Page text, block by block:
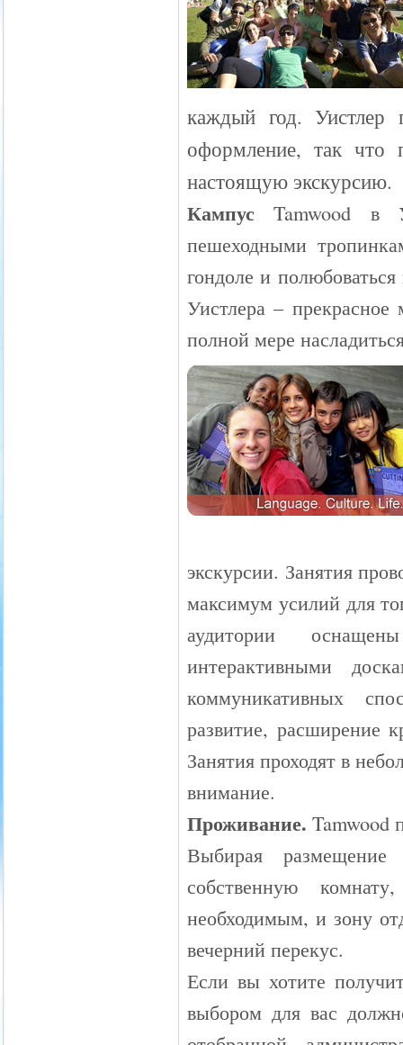
каждый год. Уистлер
оформление, так что
настоящую экскурсию.
Кампус Tamwood в
пешеходными
гондоле и
Уистлера –
полной мере
экскурсии. Занятия
максимум усилий для
аудитории
интерактивными
коммуникативных
развитие, расширение
Занятия проходят в
внимание.
Проживание. Tamwood
Выбирая
собственную
необходимым, и зону
вечерний перекус.
Если вы хотите
выбором для вас